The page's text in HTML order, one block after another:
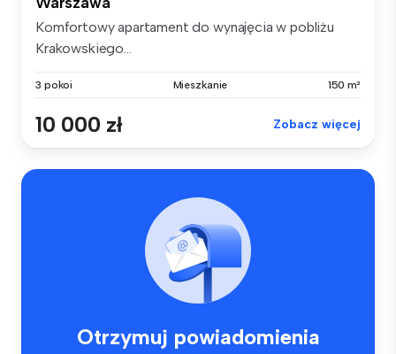
Komfortowy apartament do wynajęcia w pobliżu
Krakowskiego...
3 pokoi Mieszkanie 150 m²
10 000 zł Zobacz więcej
Otrzymuj powiadomienia